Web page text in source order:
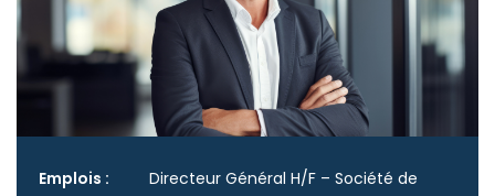
Emplois :
Directeur Général H/F – Société de